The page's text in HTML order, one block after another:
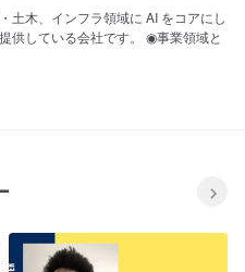
土木、インフラ領域に AI をコアにし
供している会社です。 ◉事業領域と